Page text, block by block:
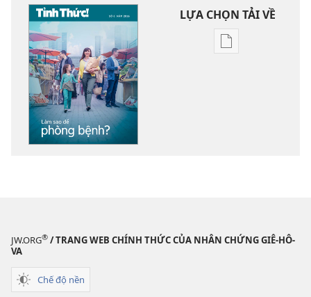
LỰA CHỌN TẢI VỀ
Tùy
Làm
JW.ORG® / TRANG WEB CHÍNH THỨC CỦA NHÂN CHỨNG GIÊ-HÔ-
VA
Chế độ nền